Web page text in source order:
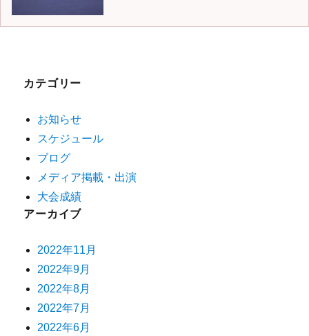
カテゴリー
お知らせ
スケジュール
ブログ
メディア掲載・出演
大会成績
アーカイブ
2022年11月
2022年9月
2022年8月
2022年7月
2022年6月